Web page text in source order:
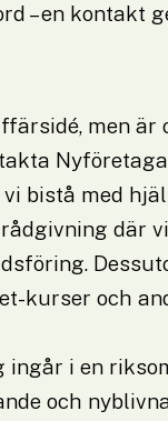
– en kontakt
men är
bistå med
där
kurser och
i en
och